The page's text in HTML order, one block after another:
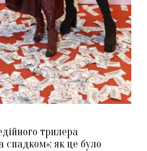
трилера
спадком»: як це було